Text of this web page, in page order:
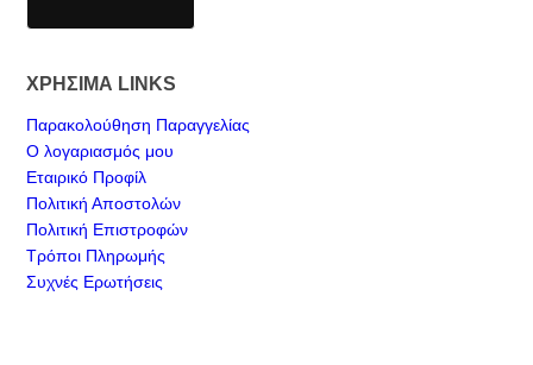
ΧΡΗΣΙΜΑ LINKS
Παρακολούθηση Παραγγελίας
Ο λογαριασμός μου
Εταιρικό Προφίλ
Πολιτική Αποστολών
Πολιτική Επιστροφών
Τρόποι Πληρωμής
Συχνές Ερωτήσεις